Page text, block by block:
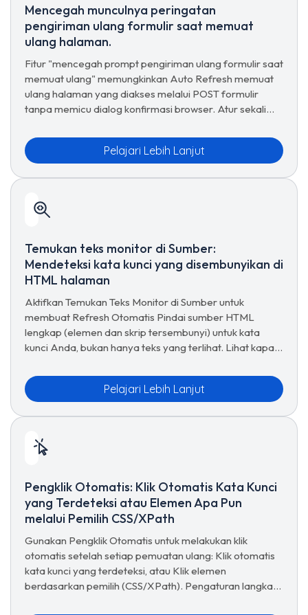
Mencegah munculnya peringatan
pengiriman ulang formulir saat memuat
ulang halaman.
Fitur "mencegah prompt pengiriman ulang formulir saat
memuat ulang" memungkinkan Auto Refresh memuat
ulang halaman yang diakses melalui POST formulir
tanpa memicu dialog konfirmasi browser. Atur sekali
Pelajari Lebih Lanjut
Temukan teks monitor di Sumber:
Mendeteksi kata kunci yang disembunyikan di
HTML halaman
Aktifkan Temukan Teks Monitor di Sumber untuk
membuat Refresh Otomatis Pindai sumber HTML
lengkap (elemen dan skrip tersembunyi) untuk kata
kunci Anda, bukan hanya teks yang terlihat. Lihat kapan
Pelajari Lebih Lanjut
Pengklik Otomatis: Klik Otomatis Kata Kunci
yang Terdeteksi atau Elemen Apa Pun
melalui Pemilih CSS/XPath
Gunakan Pengklik Otomatis untuk melakukan klik
otomatis setelah setiap pemuatan ulang: Klik otomatis
kata kunci yang terdeteksi, atau Klik elemen
berdasarkan pemilih (CSS/XPath). Pengaturan langkah